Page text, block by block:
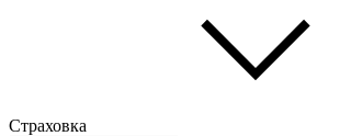
Страховка